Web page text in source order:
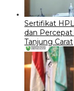
Sertifikat
dan
Tanjung Carat